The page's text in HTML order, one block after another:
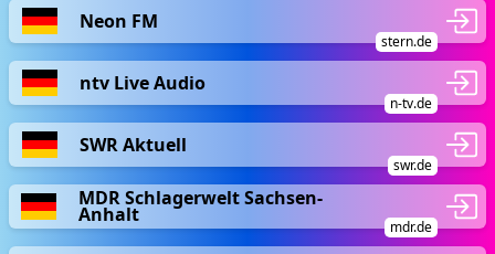
Neon FM
stern.de
ntv Live Audio
n-tv.de
SWR Aktuell
swr.de
MDR Schlagerwelt Sachsen-
Anhalt
mdr.de